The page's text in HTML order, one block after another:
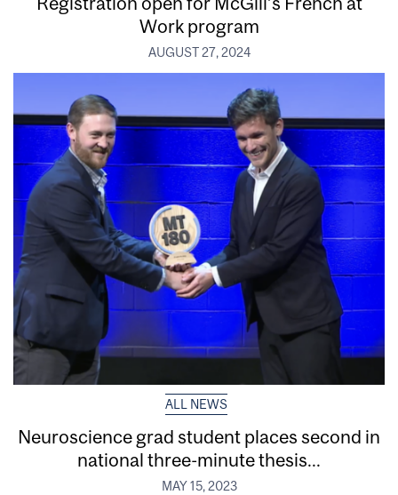
Work program
AUGUST 27, 2024
ALL NEWS
Neuroscience grad student places second in
national three-minute thesis...
MAY 15, 2023